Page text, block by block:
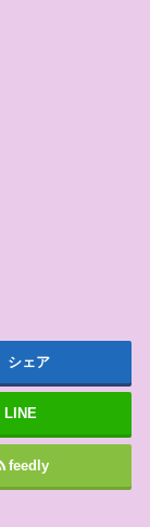
シェア
LINE
feedly